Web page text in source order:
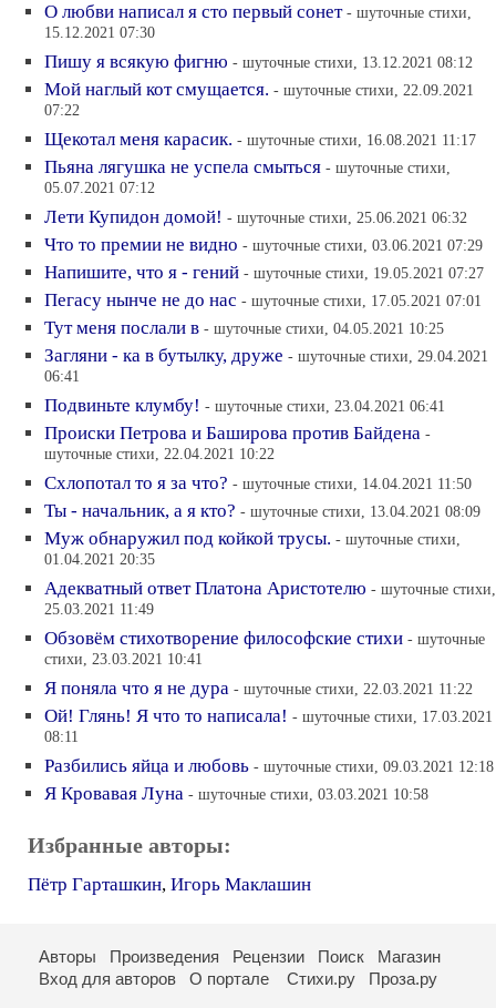
О любви написал я сто первый сонет - шуточные стихи,
15.12.2021 07:30
Пишу я всякую фигню - шуточные стихи, 13.12.2021 08:12
Мой наглый кот смущается. - шуточные стихи, 22.09.2021
07:22
Щекотал меня карасик. - шуточные стихи, 16.08.2021 11:17
Пьяна лягушка не успела смыться - шуточные стихи,
05.07.2021 07:12
Лети Купидон домой! - шуточные стихи, 25.06.2021 06:32
Что то премии не видно - шуточные стихи, 03.06.2021 07:29
Напишите, что я - гений - шуточные стихи, 19.05.2021 07:27
Пегасу нынче не до нас - шуточные стихи, 17.05.2021 07:01
Тут меня послали в - шуточные стихи, 04.05.2021 10:25
Загляни - ка в бутылку, друже - шуточные стихи, 29.04.2021
06:41
Подвиньте клумбу! - шуточные стихи, 23.04.2021 06:41
Происки Петрова и Баширова против Байдена -
шуточные стихи, 22.04.2021 10:22
Схлопотал то я за что? - шуточные стихи, 14.04.2021 11:50
Ты - начальник, а я кто? - шуточные стихи, 13.04.2021 08:09
Муж обнаружил под койкой трусы. - шуточные стихи,
01.04.2021 20:35
Адекватный ответ Платона Аристотелю - шуточные стихи,
25.03.2021 11:49
Обзовём стихотворение философские стихи - шуточные
стихи, 23.03.2021 10:41
Я поняла что я не дура - шуточные стихи, 22.03.2021 11:22
Ой! Глянь! Я что то написала! - шуточные стихи, 17.03.2021
08:11
Разбились яйца и любовь - шуточные стихи, 09.03.2021 12:18
Я Кровавая Луна - шуточные стихи, 03.03.2021 10:58
Избранные авторы:
Пётр Гарташкин, Игорь Маклашин
Авторы Произведения Рецензии Поиск
Магазин
Вход для авторов
О портале Стихи.ру Проза.ру